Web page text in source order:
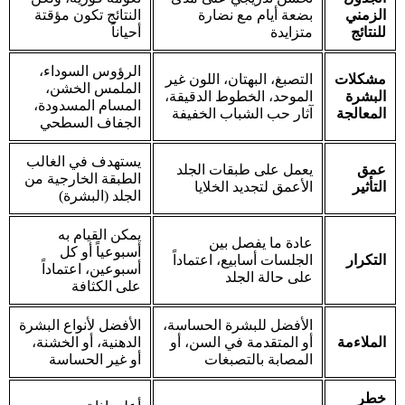
الرياض
جراحة حصوات المرارة في
الرياض
عملية شد البطن في الرياض
ثقب الأذن في الرياض
إزالة سنام الجاموس في
الناعمة من سيلويت في
الرياض
جراحة نقل الدهون
جراحة شفط الدهون في
الرياض
إزالة زانثيلزما الجفن في
الرياض
علاج فيكتور لشد الوجه
#283 (no title)
تكبير الأرداف
جراحة الأوعية الدموية في
الزمني
للنتائج
بضعة أيام مع نضارة
متزايدة
النتائج تكون مؤقتة
أحياناً
مشكلات
البشرة
المعالجة
التصبغ، البهتان، اللون غير
الموحد، الخطوط الدقيقة،
آثار حب الشباب الخفيفة
الرؤوس السوداء،
الملمس الخشن،
المسام المسدودة،
الجفاف السطحي
عمق
التأثير
يعمل على طبقات الجلد
الأعمق لتجديد الخلايا
يستهدف في الغالب
الطبقة الخارجية من
الجلد (البشرة)
التكرار
عادة ما يفصل بين
الجلسات أسابيع، اعتماداً
على حالة الجلد
يمكن القيام به
أسبوعياً أو كل
أسبوعين، اعتماداً
على الكثافة
الملاءمة
الأفضل للبشرة الحساسة،
أو المتقدمة في السن، أو
المصابة بالتصبغات
الأفضل لأنواع البشرة
الدهنية، أو الخشنة،
أو غير الحساسة
خطر